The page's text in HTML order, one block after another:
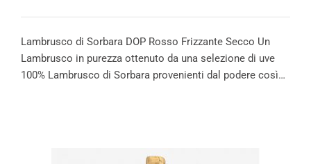
Lambrusco di Sorbara DOP Rosso Frizzante Secco Un
Lambrusco in purezza ottenuto da una selezione di uve
100% Lambrusco di Sorbara provenienti dal podere così…